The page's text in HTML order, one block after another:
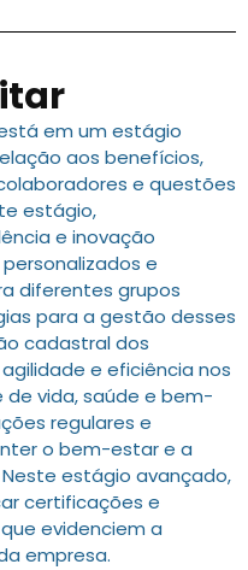
em um estágio
aos benefícios,
e questões
estágio,
e inovação
e
diferentes grupos
para a gestão desses
cadastral dos
e eficiência nos
de vida, saúde e bem-
regulares e
o bem-estar e a
estágio avançado,
certificações e
evidenciem a
empresa.